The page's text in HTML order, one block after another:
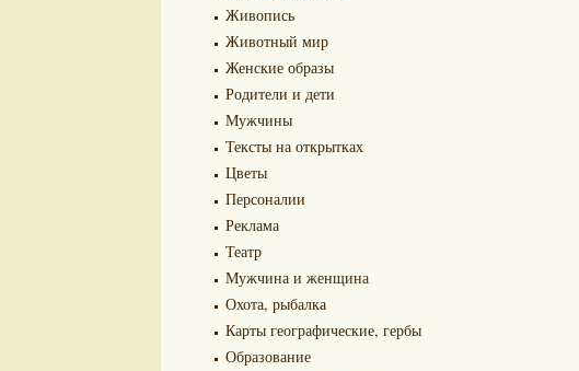
Живопись
Животный мир
Женские образы
Родители и дети
Мужчины
Тексты на открытках
Цветы
Персоналии
Реклама
Театр
Мужчина и женщина
Охота, рыбалка
Карты географические, гербы
Образование